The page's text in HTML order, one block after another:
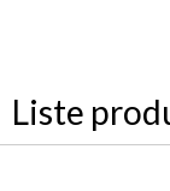
Liste